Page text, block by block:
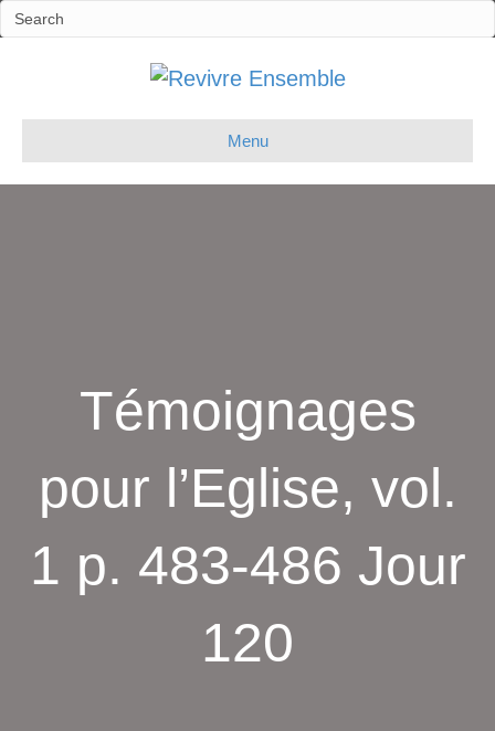
Menu
Témoignages
pour l’Eglise, vol.
1 p. 483-486 Jour
120